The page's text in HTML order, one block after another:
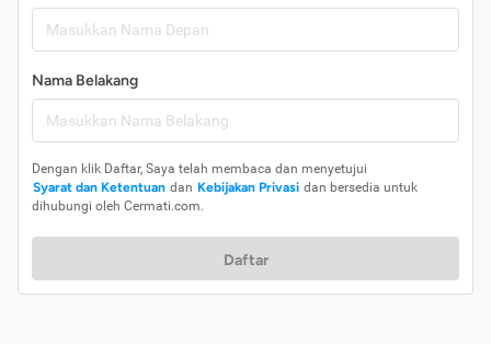
Nama Belakang
Dengan klik Daftar, Saya telah membaca dan menyetujui
Syarat dan Ketentuan dan Kebijakan Privasi dan bersedia untuk
dihubungi oleh Cermati.com.
Daftar